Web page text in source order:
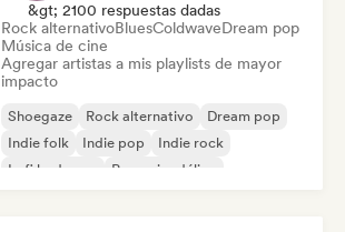
&gt; 2100 respuestas dadas
Rock alternativoBluesColdwaveDream pop
Música de cine
Agregar artistas a mis playlists de mayor
impacto
Shoegaze Rock alternativo
Dream pop
Indie folk
Indie pop
Indie rock
Lofi bedroom
Pop psicodélico